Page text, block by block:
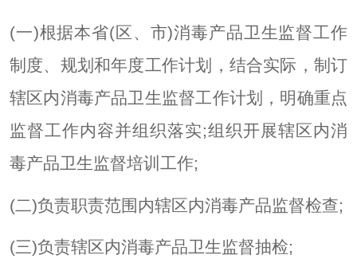
(一)根据本省(区、市)消毒产品卫生监督工作
制度、规划和年度工作计划，结合实际，制订
辖区内消毒产品卫生监督工作计划，明确重点
监督工作内容并组织落实;组织开展辖区内消
毒产品卫生监督培训工作;
(二)负责职责范围内辖区内消毒产品监督检查;
(三)负责辖区内消毒产品卫生监督抽检;